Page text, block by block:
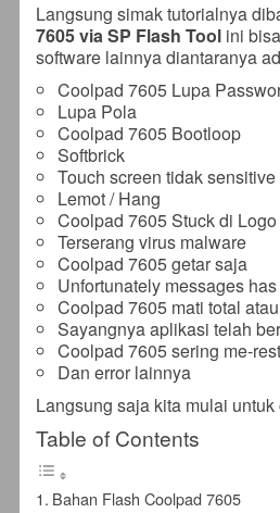
Langsung simak tutorialnya
7605 via SP Flash Tool ini
software lainnya diantaranya
Coolpad 7605 Lupa
Lupa Pola
Coolpad 7605 Bootloop
Softbrick
Touch screen tidak sensitive
Lemot / Hang
Coolpad 7605 Stuck di Logo
Terserang virus malware
Coolpad 7605 getar saja
Unfortunately messages
Coolpad 7605 mati total
Sayangnya aplikasi telah
Coolpad 7605 sering me-
Dan error lainnya
Langsung saja kita mulai
Table of Contents
Bahan Flash Coolpad 7605